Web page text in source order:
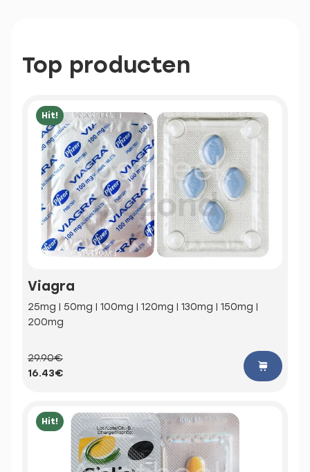
Top producten
Hit!
Viagra
25mg | 50mg | 100mg | 120mg | 130mg | 150mg |
200mg
29.90€
16.43€
Hit!